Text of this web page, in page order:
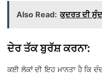
Also Read: ਕੁਦਰਤ ਦੀ
ਦੇਰ ਤੱਕ ਬੁਰੱਸ਼ ਕਰਨਾ:
ਕਈ ਲੋਕਾਂ ਦੀ ਇਹ ਮਾਨਤਾ ਹੈ ਕਿ